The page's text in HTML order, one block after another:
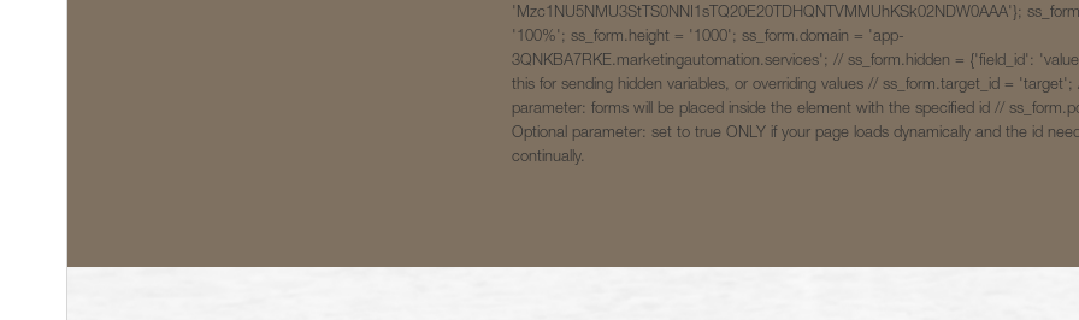
'Mzc1NU5NMU3StTS0NNI1sTQ20E20TDHQNTVMMUhKSk02NDW0AAA'};
'100%'; ss_form.height = '1000'; ss_form.domain = 'app-
3QNKBA7RKE.marketingautomation.services'; // ss_form.hidden = {'field_id':
this for sending hidden variables, or overriding values // ss_form.target_id = 'target';
parameter: forms will be placed inside the element with the specified id //
Optional parameter: set to true ONLY if your page loads dynamically and the id
continually.